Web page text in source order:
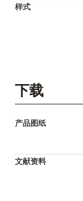
样式
下载
产品图纸
文献资料